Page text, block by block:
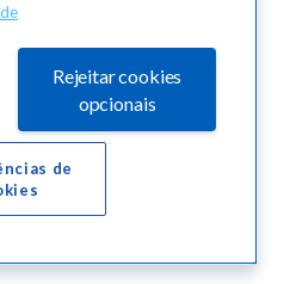
Rejeitar cookies
opcionais
de